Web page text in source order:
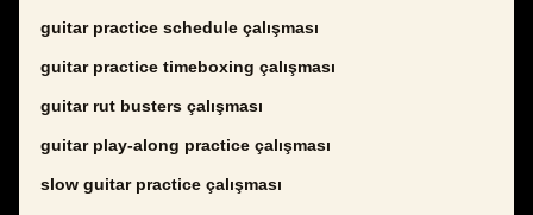
guitar practice schedule çalışması
guitar practice timeboxing çalışması
guitar rut busters çalışması
guitar play-along practice çalışması
slow guitar practice çalışması